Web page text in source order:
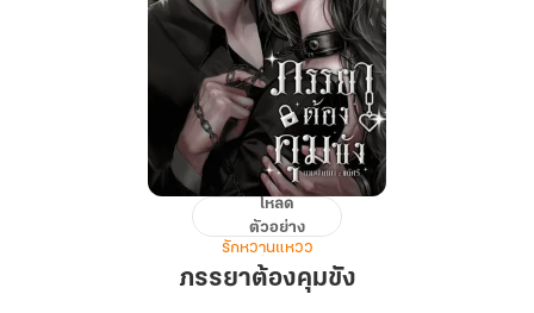
ภรรยา
โหลด
ตัวอย่าง
รักหวานแหวว
ภรรยาต้องคุมขัง